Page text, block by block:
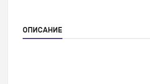
ОПИСАНИЕ